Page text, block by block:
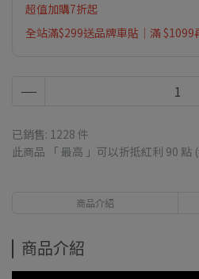
超值加購7折起
全站滿$299送品牌車貼｜滿
已銷售: 1228 件
此商品 「 最高 」可以折抵紅利 90 點
商品介紹
商品介紹